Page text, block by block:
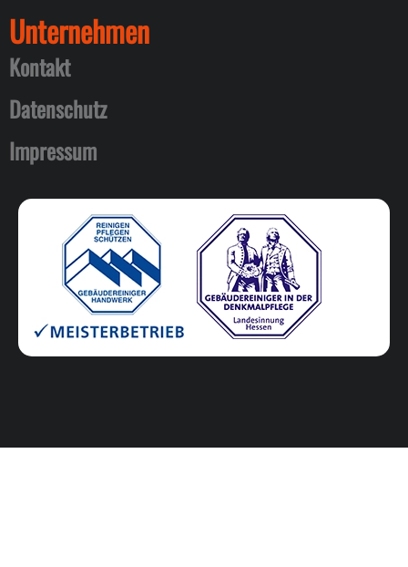
Unternehmen
Kontakt
Datenschutz
Impressum